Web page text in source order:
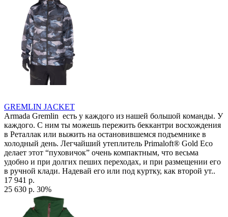
GREMLIN JACKET
Armada Gremlin есть у каждого из нашей большой команды. У
каждого. С ним ты можешь пережить беккантри восхождения
в Реталлак или выжить на остановившемся подъемнике в
холодный день. Легчайший утеплитель Primaloft® Gold Eco
делает этот “пуховичок” очень компактным, что весьма
удобно и при долгих пеших переходах, и при размещении его
в ручной клади. Надевай его или под куртку, как второй ут..
17 941 р.
25 630 р. 30%